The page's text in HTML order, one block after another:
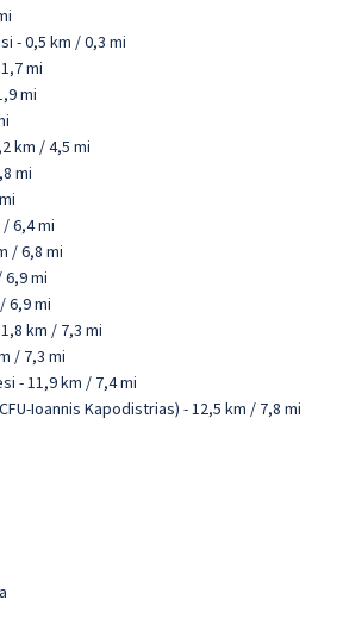
- 0,5 km / 0,3 mi
mi
mi
km / 4,5 mi
mi
6,4 mi
/ 6,8 mi
6,9 mi
6,9 mi
km / 7,3 mi
/ 7,3 mi
- 11,9 km / 7,4 mi
Ioannis Kapodistrias) - 12,5 km / 7,8 mi